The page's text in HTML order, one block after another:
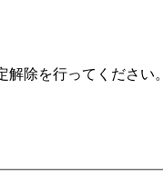
除を行ってください。